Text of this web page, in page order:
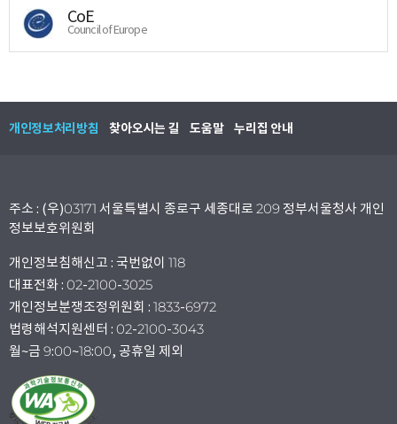
CoE
Council of Europe
개인정보처리방침 찾아오시는 길 도움말 누리집 안내
주소 : (우)03171 서울특별시 종로구 세종대로 209 정부서울청사 개인
정보보호위원회
개인정보침해신고 : 국번없이 118
대표전화 : 02-2100-3025
개인정보분쟁조정위원회 : 1833-6972
법령해석지원센터 : 02-2100-3043
월~금 9:00~18:00, 공휴일 제외